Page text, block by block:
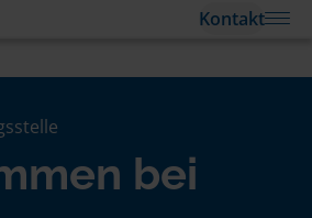
Kontakt
bei